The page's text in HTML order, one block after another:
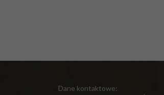
Dane kontaktowe: